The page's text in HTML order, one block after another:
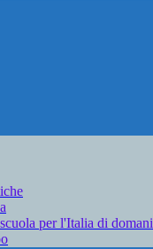
per l'Italia di domani